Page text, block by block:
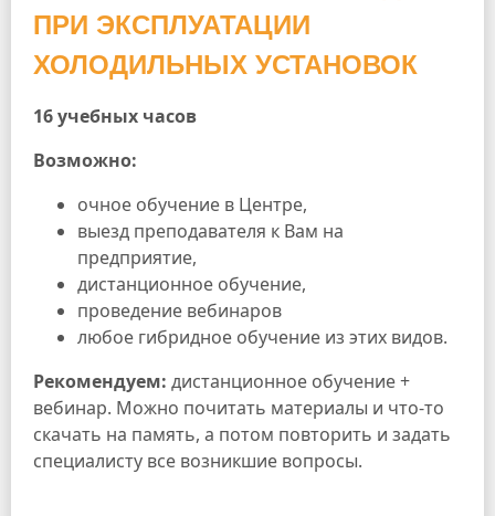
ПРИ ЭКСПЛУАТАЦИИ
ХОЛОДИЛЬНЫХ УСТАНОВОК
16 учебных часов
Возможно:
очное обучение в Центре,
выезд преподавателя к Вам на
предприятие,
дистанционное обучение,
проведение вебинаров
любое гибридное обучение из этих видов.
Рекомендуем: дистанционное обучение +
вебинар. Можно почитать материалы и что-то
скачать на память, а потом повторить и задать
специалисту все возникшие вопросы.